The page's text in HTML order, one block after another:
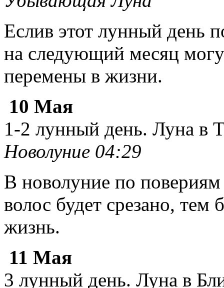
Еслив этот лунный день
на следующий месяц
перемены в жизни.
10 Мая
1-2 лунный день. Луна в
Новолуние 04:29
В новолуние по
волос будет срезано, тем
жизнь.
11 Мая
3 лунный день. Луна в